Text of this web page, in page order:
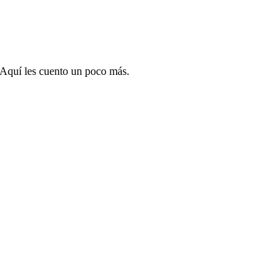
les cuento un poco más.